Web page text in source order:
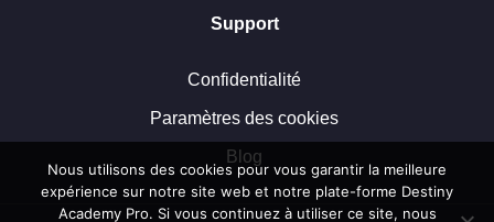
Support
Confidentialité
Paramètres des cookies
Blog
Nous utilisons des cookies pour vous garantir la meilleure
expérience sur notre site web et notre plate-forme Destiny
Academy Pro. Si vous continuez à utiliser ce site, nous